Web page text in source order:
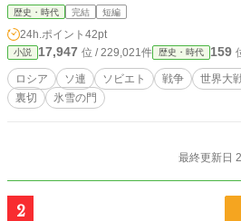
人間の命が空気より軽い。
歴史・時代 完結 短編
24h.ポイント 42pt
小説 17,947 位 / 229,021件 歴史・時代 159
ロシア ソ連 ソビエト 戦争 世界大
裏切
氷雪の門
最終更新日
2